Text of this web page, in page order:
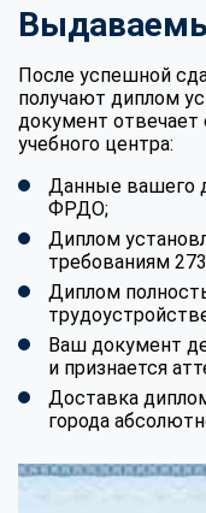
После успешной
получают диплом
документ
учебного центра:
Данные вашего
ФРДО;
Диплом
требованиям
Диплом
Ваш документ
и признается
Доставка
города